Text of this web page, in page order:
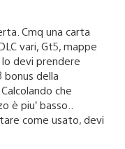
Cmq una carta
vari, Gt5, mappe
lo devi prendere
bonus della
che
è piu’ basso..
come usato, devi